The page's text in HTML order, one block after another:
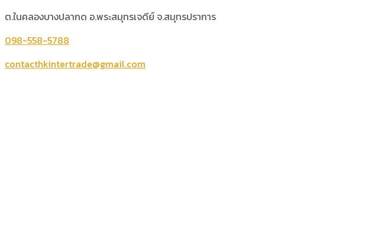
ต.ในคลองบางปลากด อ.พระสมุทรเจดีย์ จ.สมุทรปราการ
098-558-5788
contacthkintertrade@gmail.com